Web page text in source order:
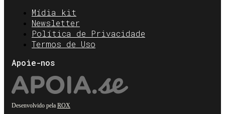
Mídia kit
Newsletter
Política de Privacidade
Termos de Uso
Apoie-nos
Desenvolvido pela ROX